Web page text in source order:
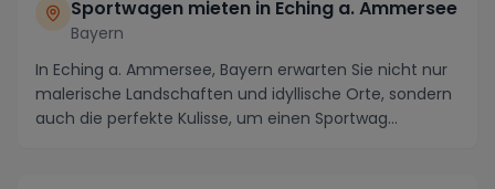
Sportwagen mieten in Eching a. Ammersee
Bayern
In Eching a. Ammersee, Bayern erwarten Sie nicht nur
malerische Landschaften und idyllische Orte, sondern
auch die perfekte Kulisse, um einen Sportwag...